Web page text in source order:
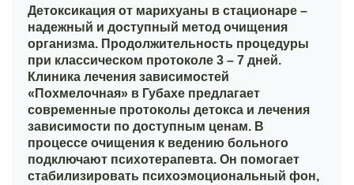
Детоксикация от марихуаны в стационаре –
надежный и доступный метод очищения
организма. Продолжительность процедуры
при классическом протоколе 3 – 7 дней.
Клиника лечения зависимостей
«Похмелочная» в Губахе предлагает
современные протоколы детокса и лечения
зависимости по доступным ценам. В
процессе очищения к ведению больного
подключают психотерапевта. Он помогает
стабилизировать психоэмоциональный фон,